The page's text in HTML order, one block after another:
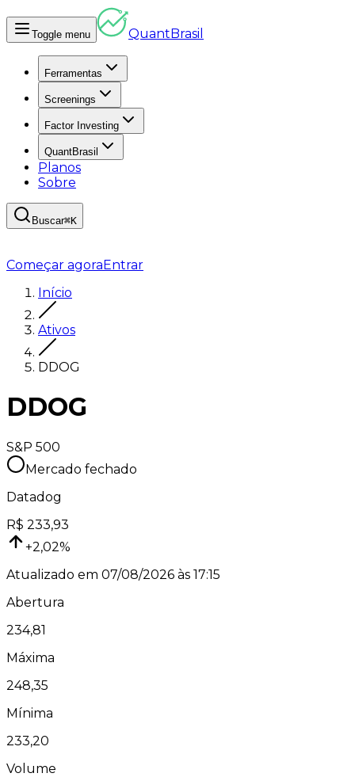
Toggle menu QuantBrasil
Ferramentas
Screenings
Factor Investing
QuantBrasil
Planos
Sobre
Buscar⌘K
Começar agoraEntrar
Início
Ativos
DDOG
DDOG
S&P 500
Mercado fechado
Datadog
R$ 233,93
+2,02%
Atualizado em 07/08/2026 às 17:15
Abertura
234,81
Máxima
248,35
Mínima
233,20
Volume